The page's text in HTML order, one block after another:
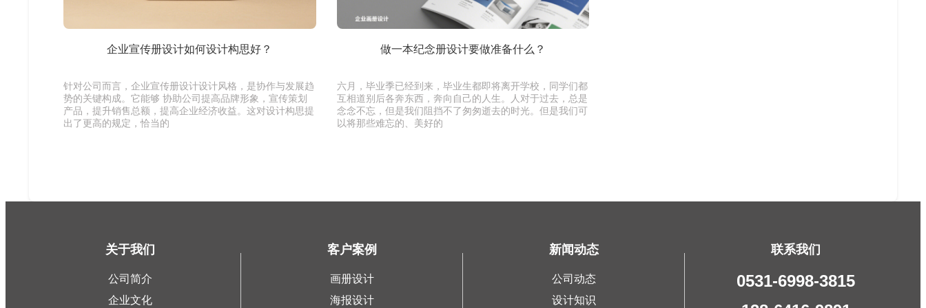
企业宣传册设计如何设计构思好？
针对公司而言，企业宣传册设计设计风格，是协作与发展趋
势的关键构成。它能够 协助公司提高品牌形象，宣传策划
产品，提升销售总额，提高企业经济收益。这对设计构思提
出了更高的规定，恰当的
做一本纪念册设计要做准备什么？
六月，毕业季已经到来，毕业生都即将离开学校，同学们都
互相道别后各奔东西，奔向自己的人生。人对于过去，总是
念念不忘，但是我们阻挡不了匆匆逝去的时光。但是我们可
以将那些难忘的、美好的
关于我们
公司简介
企业文化
客户案例
画册设计
海报设计
新闻动态
公司动态
设计知识
联系我们
0531-6998-3815